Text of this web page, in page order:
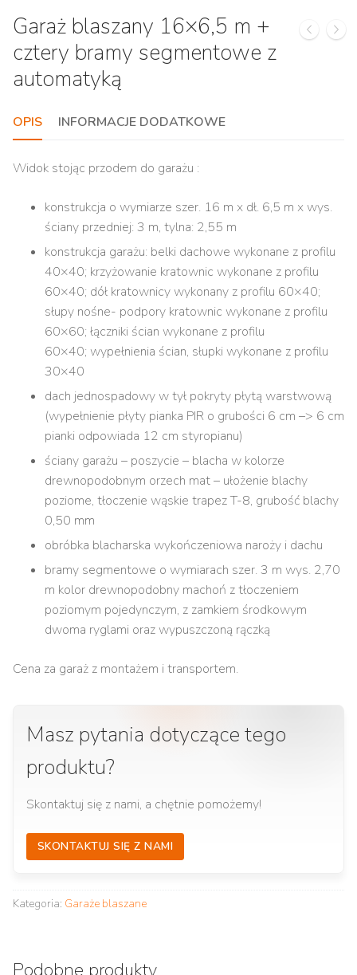
Garaż blaszany 16×6,5 m +
cztery bramy segmentowe z
automatyką
OPIS INFORMACJE DODATKOWE
Widok stojąc przodem do garażu :
konstrukcja o wymiarze szer. 16 m x dł. 6,5 m x wys.
ściany przedniej: 3 m, tylna: 2,55 m
konstrukcja garażu: belki dachowe wykonane z profilu
40×40; krzyżowanie kratownic wykonane z profilu
60×40; dół kratownicy wykonany z profilu 60×40;
słupy nośne- podpory kratownic wykonane z profilu
60×60; łączniki ścian wykonane z profilu
60×40; wypełnienia ścian, słupki wykonane z profilu
30×40
dach jednospadowy w tył pokryty płytą warstwową
(wypełnienie płyty pianka PIR o grubości 6 cm –> 6 cm
pianki odpowiada 12 cm styropianu)
ściany garażu – poszycie – blacha w kolorze
drewnopodobnym orzech mat – ułożenie blachy
poziome, tłoczenie wąskie trapez T-8, grubość blachy
0,50 mm
obróbka blacharska wykończeniowa naroży i dachu
bramy segmentowe o wymiarach szer. 3 m wys. 2,70
m kolor drewnopodobny machoń z tłoczeniem
poziomym pojedynczym, z zamkiem środkowym
dwoma ryglami oraz wypuszczoną rączką
Cena za garaż z montażem i transportem.
Masz pytania dotyczące tego
produktu?
Skontaktuj się z nami, a chętnie pomożemy!
SKONTAKTUJ SIĘ Z NAMI
Kategoria: Garaże blaszane
Podobne produkty